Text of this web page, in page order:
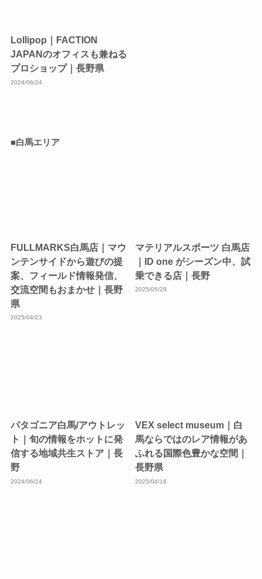
Lollipop｜FACTION
JAPANのオフィスも兼ねる
プロショップ｜長野県
2024/06/24
■白馬エリア
FULLMARKS白馬店｜マウ
ンテンサイドから遊びの提
案、フィールド情報発信、
交流空間もおまかせ｜長野
県
2025/04/23
マテリアルスポーツ 白馬店
｜ID one がシーズン中、試
乗できる店｜長野
2025/05/29
パタゴニア白馬/アウトレッ
ト｜旬の情報をホットに発
信する地域共生ストア｜長
野
2024/06/24
VEX select museum｜白
馬ならではのレア情報があ
ふれる国際色豊かな空間｜
長野県
2025/04/16